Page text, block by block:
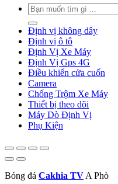
Tìm
kiếm:
Định vị không dây
Định vị ô tô
Định Vị Xe Máy
Định Vị Gps 4G
Điều khiển cửa cuốn
Camera
Chống Trộm Xe Máy
Thiết bị theo dõi
Máy Dò Định Vị
Phụ Kiện
Bóng đá Cakhia TV A Phò